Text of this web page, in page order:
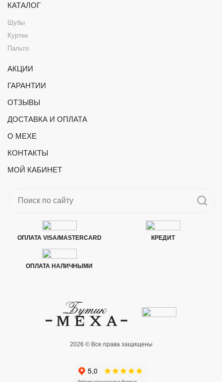
КАТАЛОГ
Шубы
Куртки
Пальто
АКЦИИ
ГАРАНТИИ
ОТЗЫВЫ
ДОСТАВКА И ОПЛАТА
О МЕХЕ
КОНТАКТЫ
МОЙ КАБИНЕТ
ОПЛАТА VISA/MASTERCARD КРЕДИТ
ОПЛАТА НАЛИЧНЫМИ
2026 © Все права защищены